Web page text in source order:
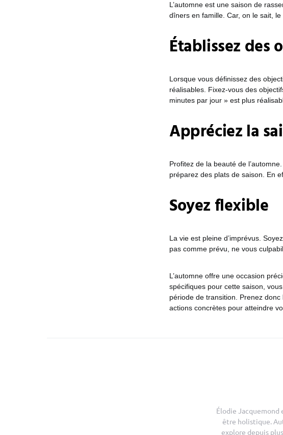
L’automne est une saison de
dîners en famille. Car, on le sait,
Établissez des
Lorsque vous définissez des
réalisables. Fixez-vous des
minutes par jour » est plus
Appréciez la
Profitez de la beauté de
préparez des plats de saison. En
Soyez flexible
La vie est pleine d’imprévus.
pas comme prévu, ne vous
L’automne offre une occasion
spécifiques pour cette saison,
période de transition. Prenez
actions concrètes pour atteindre
Élodie Jacquemond
être holistique.
explore depuis